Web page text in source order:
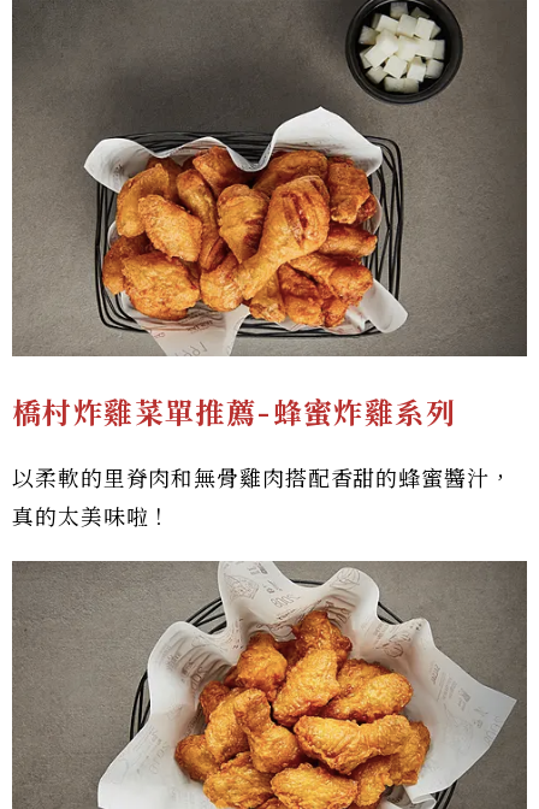
橋村炸雞菜單推薦-蜂蜜炸雞系列
以柔軟的里脊肉和無骨雞肉搭配香甜的蜂蜜醬汁，
真的太美味啦！